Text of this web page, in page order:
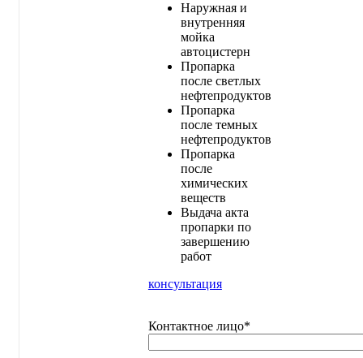
Наружная и
внутренняя
мойка
автоцистерн
Пропарка
после светлых
нефтепродуктов
Пропарка
после темных
нефтепродуктов
Пропарка
после
химических
веществ
Выдача акта
пропарки по
завершению
работ
консультация
Контактное лицо*